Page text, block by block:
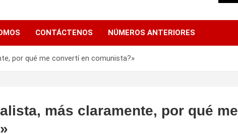
CONTÁCTENOS NÚMEROS ANTERIORES
por qué me convertí en comunista?»
más claramente, por qué me